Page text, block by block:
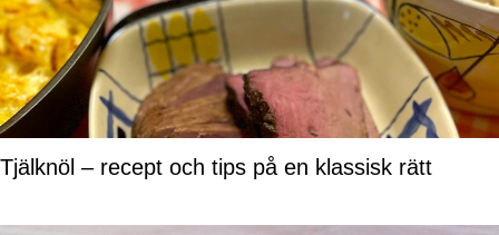
Tjälknöl – recept och tips på en klassisk rätt